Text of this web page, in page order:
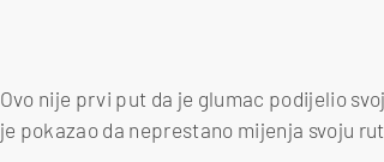
Ovo nije prvi put da je glumac podijelio
je pokazao da neprestano mijenja svoju